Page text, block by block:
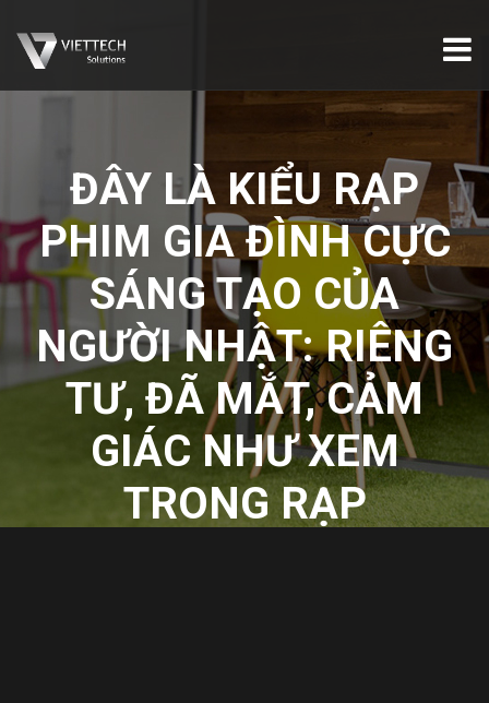
ĐÂY LÀ KIỂU RẠP
PHIM GIA ĐÌNH CỰC
SÁNG TẠO CỦA
NGƯỜI NHẬT: RIÊNG
TƯ, ĐÃ MẮT, CẢM
GIÁC NHƯ XEM
TRONG RẠP